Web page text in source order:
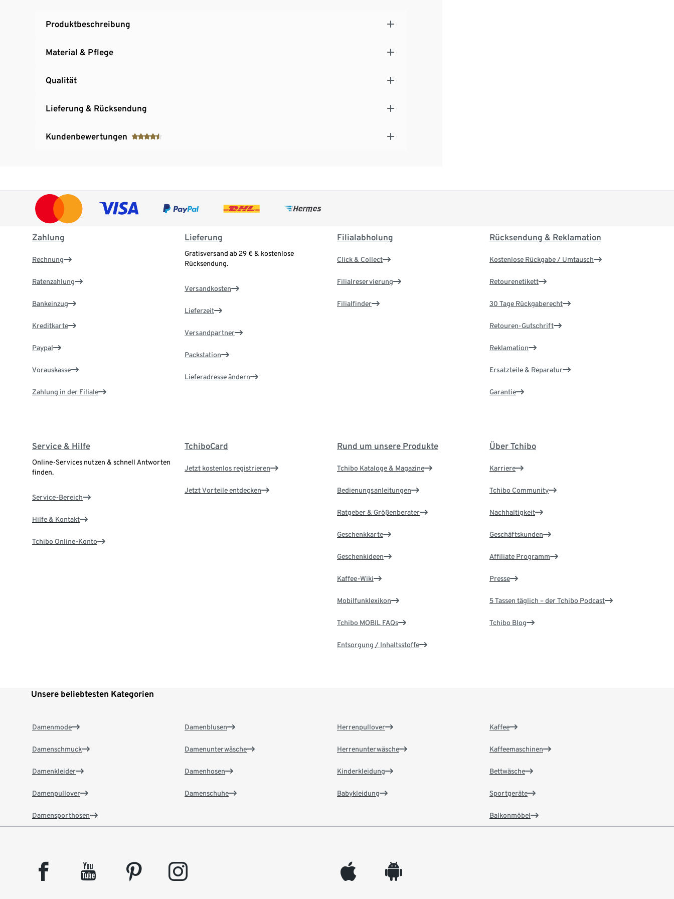
Produktbeschreibung
Material & Pflege
Qualität
Lieferung & Rücksendung
Kundenbewertungen
Zahlung
Rechnung
Ratenzahlung
Bankeinzug
Kreditkarte
Paypal
Vorauskasse
Zahlung in der Filiale
Lieferung
Gratisversand ab 29 € & kostenlose
Rücksendung.
Versandkosten
Lieferzeit
Versandpartner
Packstation
Lieferadresse ändern
Filialabholung
Click & Collect
Filialreservierung
Filialfinder
Rücksendung & Reklamation
Kostenlose Rückgabe / Umtausch
Retourenetikett
30 Tage Rückgaberecht
Retouren-Gutschrift
Reklamation
Ersatzteile & Reparatur
Garantie
Service & Hilfe
Online-Services nutzen & schnell Antworten
finden.
Service-Bereich
Hilfe & Kontakt
Tchibo Online-Konto
TchiboCard
Jetzt kostenlos registrieren
Jetzt Vorteile entdecken
Rund um unsere Produkte
Tchibo Kataloge & Magazine
Bedienungsanleitungen
Ratgeber & Größenberater
Geschenkkarte
Geschenkideen
Kaffee-Wiki
Mobilfunklexikon
Tchibo MOBIL FAQs
Entsorgung / Inhaltsstoffe
Über Tchibo
Karriere
Tchibo Community
Nachhaltigkeit
Geschäftskunden
Affiliate Programm
Presse
5 Tassen täglich – der Tchibo Podcast
Tchibo Blog
Unsere beliebtesten Kategorien
Damenmode
Damenschmuck
Damenkleider
Damenpullover
Damensporthosen
Damenblusen
Damenunterwäsche
Damenhosen
Damenschuhe
Herrenpullover
Herrenunterwäsche
Kinderkleidung
Babykleidung
Kaffee
Kaffeemaschinen
Bettwäsche
Sportgeräte
Balkonmöbel
facebook youtube pinterest instagram appleinc android